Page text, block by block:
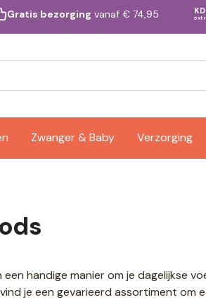
Gratis bezorging vanaf € 74,95
Zwanger & Baby Verzorging
handige manier om je dagelijkse
je een gevarieerd assortiment om